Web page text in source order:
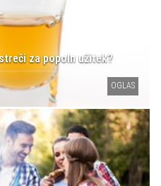
za popoln užitek?
OGLAS